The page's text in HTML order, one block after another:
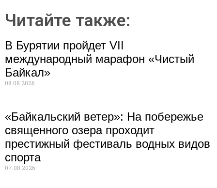
Читайте также:
В Бурятии пройдет VII
международный марафон «Чистый
Байкал»
08.08.2026
«Байкальский ветер»: На побережье
священного озера проходит
престижный фестиваль водных видов
спорта
07.08.2026